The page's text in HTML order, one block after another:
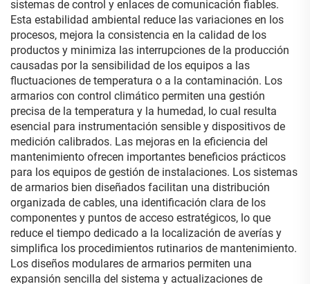
sistemas de control y enlaces de comunicación fiables.
Esta estabilidad ambiental reduce las variaciones en los
procesos, mejora la consistencia en la calidad de los
productos y minimiza las interrupciones de la producción
causadas por la sensibilidad de los equipos a las
fluctuaciones de temperatura o a la contaminación. Los
armarios con control climático permiten una gestión
precisa de la temperatura y la humedad, lo cual resulta
esencial para instrumentación sensible y dispositivos de
medición calibrados. Las mejoras en la eficiencia del
mantenimiento ofrecen importantes beneficios prácticos
para los equipos de gestión de instalaciones. Los sistemas
de armarios bien diseñados facilitan una distribución
organizada de cables, una identificación clara de los
componentes y puntos de acceso estratégicos, lo que
reduce el tiempo dedicado a la localización de averías y
simplifica los procedimientos rutinarios de mantenimiento.
Los diseños modulares de armarios permiten una
expansión sencilla del sistema y actualizaciones de